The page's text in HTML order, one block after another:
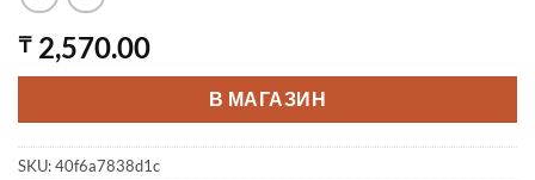
₸ 2,570.00
В МАГАЗИН
SKU:40f6a7838d1c